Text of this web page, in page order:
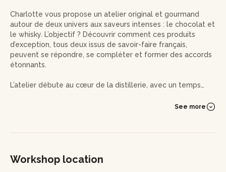
Charlotte vous propose un atelier original et gourmand
autour de deux univers aux saveurs intenses : le chocolat et
le whisky. L’objectif ? Découvrir comment ces produits
d’exception, tous deux issus de savoir-faire français,
peuvent se répondre, se compléter et former des accords
étonnants.
L’atelier débute au cœur de la distillerie, avec un temps
la Distillerie de l’Arbre Sec, la Maison Benjamin Kuentz pour
spiritueux, son origine, ses particularités, et ce qui le rend si
Place ensuite à la dégustation. Accompagné par un expert,
See more
Workshop location